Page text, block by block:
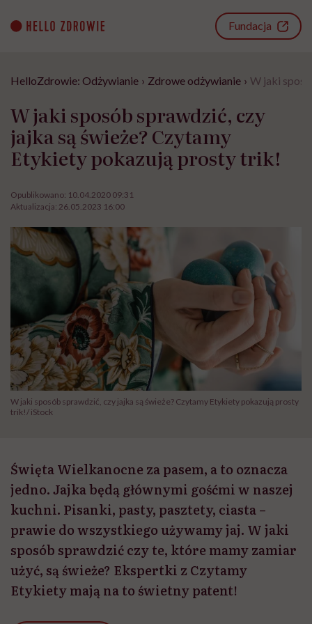
content
Fundacja
HelloZdrowie: Odżywianie › Zdrowe odżywianie › W jaki
W jaki sposób sprawdzić, czy
jajka są świeże? Czytamy
Etykiety pokazują prosty trik!
Opublikowano: 10.04.2020 09:31
Aktualizacja: 26.05.2023 16:00
W jaki sposób sprawdzić, czy jajka są świeże? Czytamy Etykiety pokazują prosty
trik!/ iStock
Święta Wielkanocne za pasem, a to oznacza
jedno. Jajka będą głównymi gośćmi w naszej
kuchni. Pisanki, pasty, pasztety, ciasta –
prawie do wszystkiego używamy jaj. W jaki
sposób sprawdzić czy te, które mamy zamiar
użyć, są świeże? Ekspertki z Czytamy
Etykiety mają na to świetny patent!